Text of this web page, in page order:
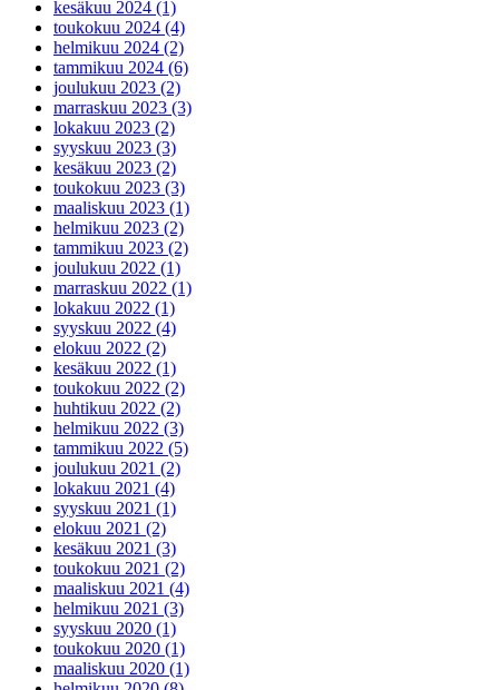
kesäkuu 2024 (1)
toukokuu 2024 (4)
helmikuu 2024 (2)
tammikuu 2024 (6)
joulukuu 2023 (2)
marraskuu 2023 (3)
lokakuu 2023 (2)
syyskuu 2023 (3)
kesäkuu 2023 (2)
toukokuu 2023 (3)
maaliskuu 2023 (1)
helmikuu 2023 (2)
tammikuu 2023 (2)
joulukuu 2022 (1)
marraskuu 2022 (1)
lokakuu 2022 (1)
syyskuu 2022 (4)
elokuu 2022 (2)
kesäkuu 2022 (1)
toukokuu 2022 (2)
huhtikuu 2022 (2)
helmikuu 2022 (3)
tammikuu 2022 (5)
joulukuu 2021 (2)
lokakuu 2021 (4)
syyskuu 2021 (1)
elokuu 2021 (2)
kesäkuu 2021 (3)
toukokuu 2021 (2)
maaliskuu 2021 (4)
helmikuu 2021 (3)
syyskuu 2020 (1)
toukokuu 2020 (1)
maaliskuu 2020 (1)